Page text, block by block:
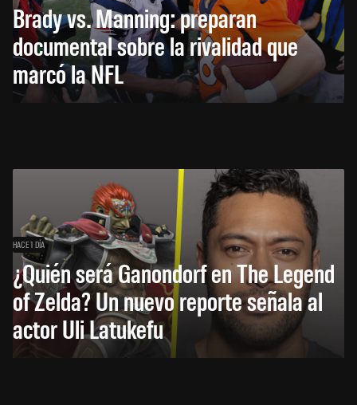
Brady vs. Manning: preparan
documental sobre la rivalidad que
marcó la NFL
HACE 1 DÍA
¿Quién será Ganondorf en The Legend
of Zelda? Un nuevo reporte señala al
actor Uli Latukefu